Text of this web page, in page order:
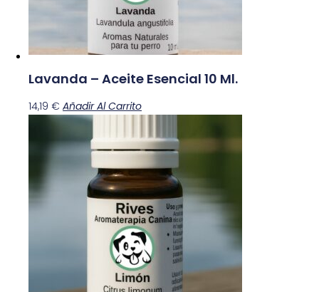
Lavanda – Aceite Esencial 10 Ml.
14,19 € Añadir Al Carrito